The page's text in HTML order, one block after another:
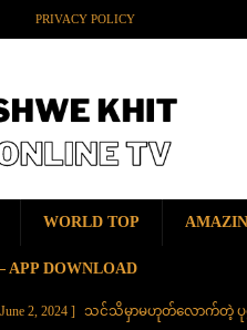
PRIVACY POLICY
WORLD TOP
APP DOWNLOAD
2, 2024 ] သင်သိမှာမဟုတ်လောက်တဲ့ ပုရွ